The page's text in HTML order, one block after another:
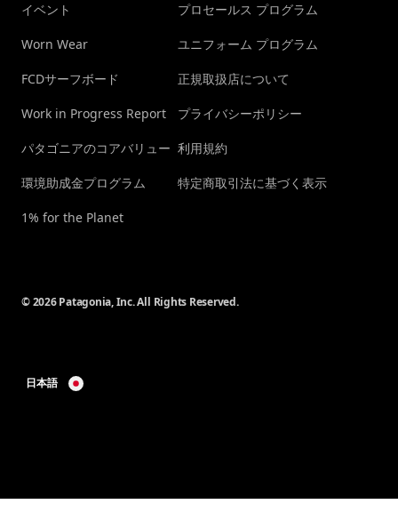
イベント
Worn Wear
FCDサーフボード
Work in Progress Report
パタゴニアのコアバリュー
環境助成金プログラム
1% for the Planet
プロセールス プログラム
ユニフォーム プログラム
正規取扱店について
プライバシーポリシー
利用規約
特定商取引法に基づく表示
© 2026 Patagonia, Inc. All Rights Reserved.
日本語